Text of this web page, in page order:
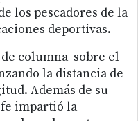
los pescadores de la
deportivas.
columna sobre el
la distancia de
Además de su
impartió la